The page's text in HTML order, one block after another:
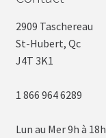
2909 Taschereau
St-Hubert, Qc
J4T 3K1
1 866 964 6289
Lun au Mer 9h à 18h